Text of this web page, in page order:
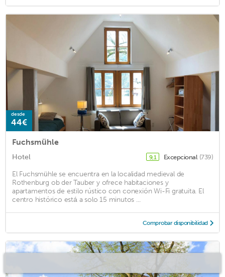
desde
44€
Fuchsmühle
Hotel 9,1 Excepcional (739)
El Fuchsmühle se encuentra en la localidad medieval de
Rothenburg ob der Tauber y ofrece habitaciones y
apartamentos de estilo rústico con conexión Wi-Fi gratuita. El
centro histórico está a solo 15 minutos ...
Comprobar disponibilidad